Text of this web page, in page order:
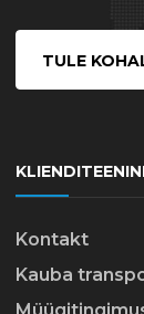
TULE
Kontakt
Kauba